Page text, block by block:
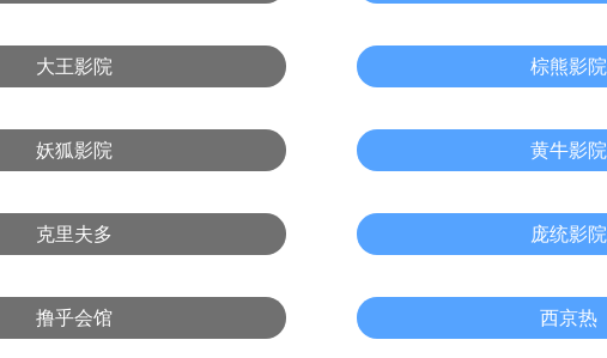
大王影院 棕熊影院
妖狐影院 黄牛影院
克里夫多 庞统影院
撸乎会馆 西京热